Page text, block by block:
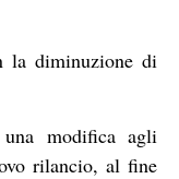
la diminuzione di
modifica agli
rilancio, al fine